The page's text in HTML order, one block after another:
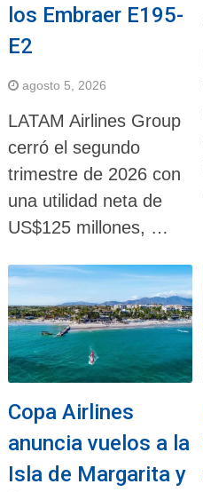
los Embraer E195-
E2
agosto 5, 2026
LATAM Airlines Group
cerró el segundo
trimestre de 2026 con
una utilidad neta de
US$125 millones, …
Copa Airlines
anuncia vuelos a la
Isla de Margarita y